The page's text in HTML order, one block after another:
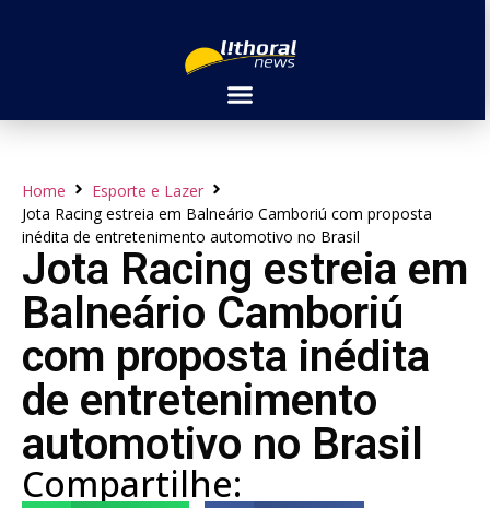
Home
Esporte e Lazer
Jota Racing estreia em Balneário Camboriú com proposta
inédita de entretenimento automotivo no Brasil
Jota Racing estreia em
Balneário Camboriú
com proposta inédita
de entretenimento
automotivo no Brasil
Compartilhe: